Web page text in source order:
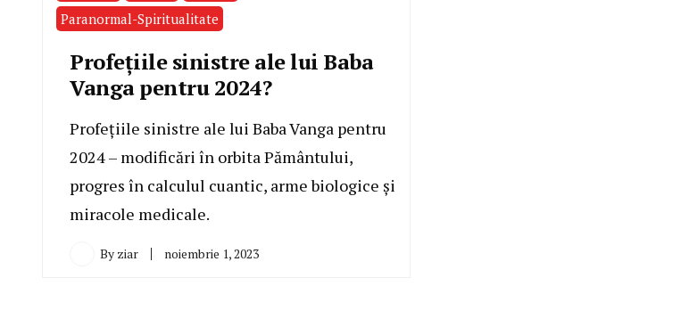
Paranormal-Spiritualitate
Profeţiile sinistre ale lui Baba
Vanga pentru 2024?
Profețiile sinistre ale lui Baba Vanga pentru
2024 – modificări în orbita Pământului,
progres în calculul cuantic, arme biologice și
miracole medicale.
By ziar noiembrie 1, 2023